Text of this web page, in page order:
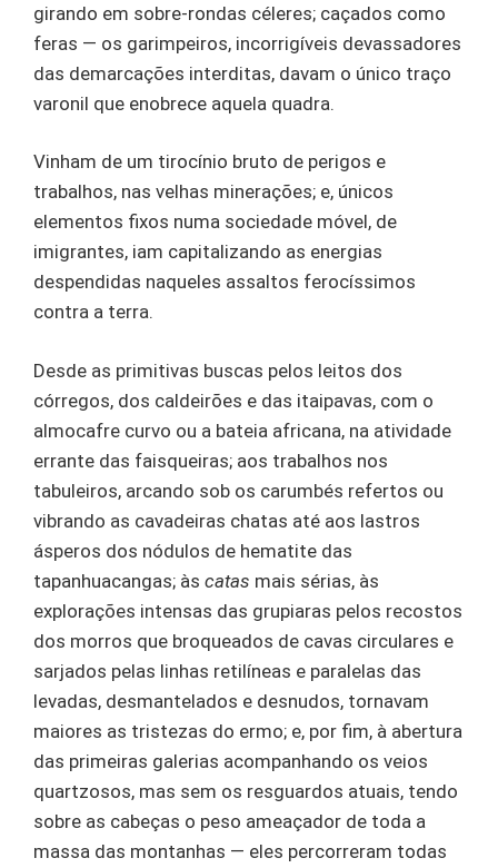
girando em sobre-rondas céleres; caçados como
feras — os garimpeiros, incorrigíveis devassadores
das demarcações interditas, davam o único traço
varonil que enobrece aquela quadra.
Vinham de um tirocínio bruto de perigos e
trabalhos, nas velhas minerações; e, únicos
elementos fixos numa sociedade móvel, de
imigrantes, iam capitalizando as energias
despendidas naqueles assaltos ferocíssimos
contra a terra.
Desde as primitivas buscas pelos leitos dos
córregos, dos caldeirões e das itaipavas, com o
almocafre curvo ou a bateia africana, na atividade
errante das faisqueiras; aos trabalhos nos
tabuleiros, arcando sob os carumbés refertos ou
vibrando as cavadeiras chatas até aos lastros
ásperos dos nódulos de hematite das
tapanhuacangas; às catas mais sérias, às
explorações intensas das grupiaras pelos recostos
dos morros que broqueados de cavas circulares e
sarjados pelas linhas retilíneas e paralelas das
levadas, desmantelados e desnudos, tornavam
maiores as tristezas do ermo; e, por fim, à abertura
das primeiras galerias acompanhando os veios
quartzosos, mas sem os resguardos atuais, tendo
sobre as cabeças o peso ameaçador de toda a
massa das montanhas — eles percorreram todas